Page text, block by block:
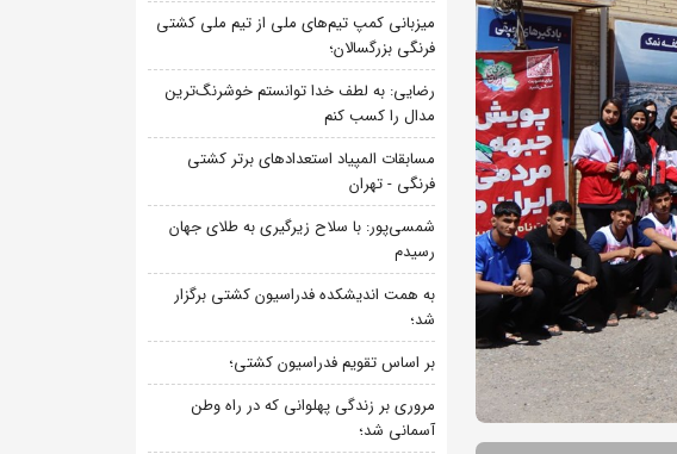
میزبانی کمپ تیم‌های ملی از تیم ملی کشتی
فرنگی بزرگسالان؛
رضایی: به لطف خدا توانستم خوشرنگ‌ترین
مدال را کسب کنم
مسابقات المپیاد استعدادهای برتر کشتی
فرنگی - تهران
شمسی‌پور: با سلاح زیرگیری به طلای جهان
رسیدم
به همت اندیشکده فدراسیون کشتی برگزار
شد؛
بر اساس تقویم فدراسیون کشتی؛
مروری بر زندگی پهلوانی که در راه وطن
آسمانی شد؛